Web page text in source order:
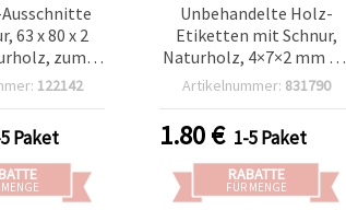
63 x 80 x 2
zum
10 Stück
122142
Paket
Unbehandelte Holz-
Etiketten mit Schnur,
Naturholz, 4×7×2 mm – 8
Stück
Artikelnummer: 831790
1.80€ 1-5 Paket
RABATTE
FÜR MENGE